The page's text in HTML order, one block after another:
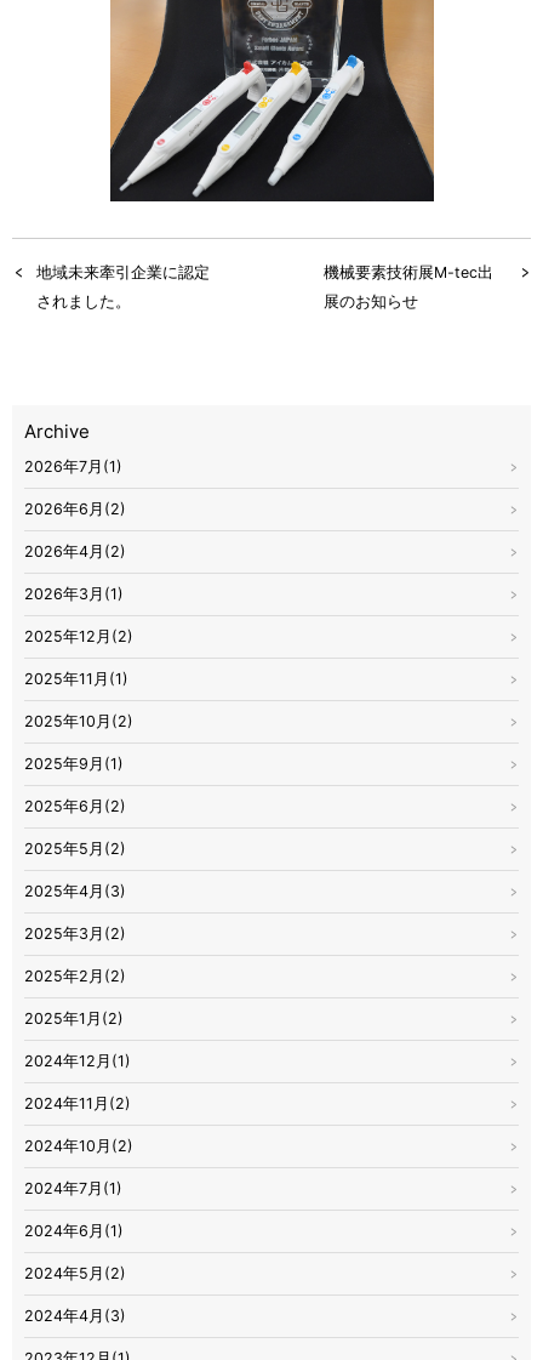
地域未来牽引企業に認定
されました。
機械要素技術展M-tec出
展のお知らせ
Archive
2026年7月(1)
2026年6月(2)
2026年4月(2)
2026年3月(1)
2025年12月(2)
2025年11月(1)
2025年10月(2)
2025年9月(1)
2025年6月(2)
2025年5月(2)
2025年4月(3)
2025年3月(2)
2025年2月(2)
2025年1月(2)
2024年12月(1)
2024年11月(2)
2024年10月(2)
2024年7月(1)
2024年6月(1)
2024年5月(2)
2024年4月(3)